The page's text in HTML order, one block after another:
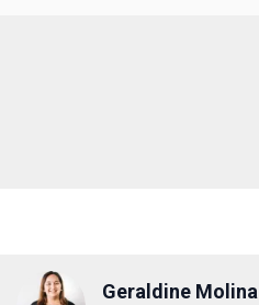
Geraldine Molina